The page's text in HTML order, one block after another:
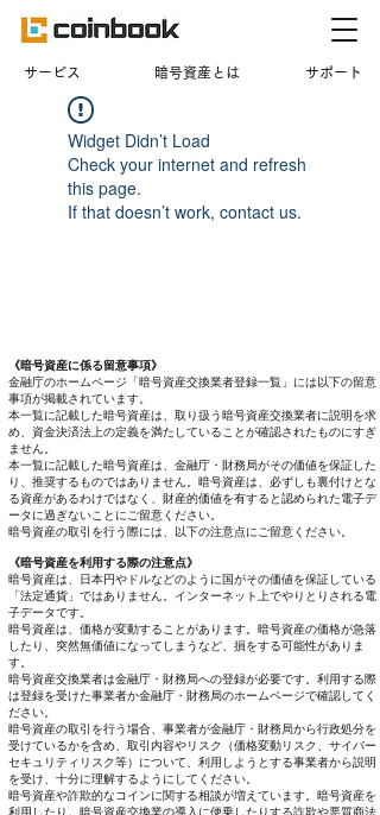
​サービス 暗号資産とは サポート
Widget Didn’t Load
Check your internet and refresh
this page.
If that doesn’t work, contact us.
《暗号資産に係る留意事項》
金融庁のホームページ「暗号資産交換業者登録一覧」には以下の留意
事項が掲載されています。
本一覧に記載した暗号資産は、取り扱う暗号資産交換業者に説明を求
め、資金決済法上の定義を満たしていることが確認されたものにすぎ
ません。
本一覧に記載した暗号資産は、金融庁・財務局がその価値を保証した
り、推奨するものではありません。暗号資産は、必ずしも裏付けとな
る資産があるわけではなく、財産的価値を有すると認められた電子デ
ータに過ぎないことにご留意ください。
暗号資産の取引を行う際には、以下の注意点にご留意ください。
《暗号資産を利用する際の注意点》
暗号資産は、日本円やドルなどのように国がその価値を保証している
「法定通貨」ではありません。インターネット上でやりとりされる電
子データです。
暗号資産は、価格が変動することがあります。暗号資産の価格が急落
したり、突然無価値になってしまうなど、損をする可能性がありま
す。
暗号資産交換業者は金融庁・財務局への登録が必要です。利用する際
は登録を受けた事業者か金融庁・財務局のホームページで確認してく
ださい。
暗号資産の取引を行う場合、事業者が金融庁・財務局から行政処分を
受けているかを含め、取引内容やリスク（価格変動リスク、サイバー
セキュリティリスク等）について、利用しようとする事業者から説明
を受け、十分に理解するようにしてください。
暗号資産や詐欺的なコインに関する相談が増えています。暗号資産を